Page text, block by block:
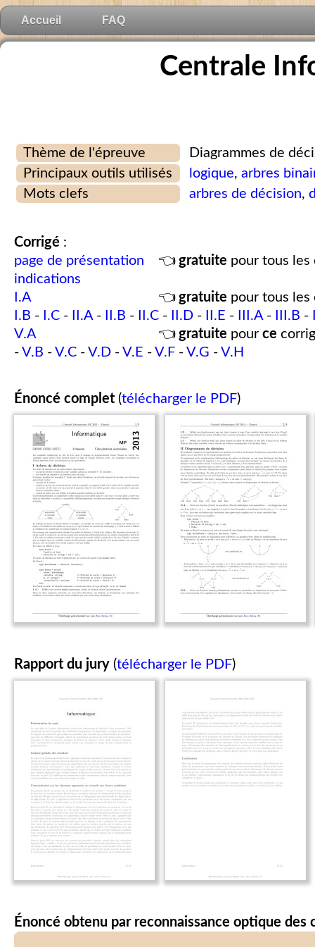
Accueil FAQ
Centrale
Thème de l'épreuve
Diagrammes de
Principaux outils utilisés
logique,arbres
Mots clefs
arbres de décision,
Corrigé :
page de présentation
👈 gratuite pour tous les
indications
I.A
👈 gratuite pour tous les
I.B - I.C - II.A- II.B - II.C - II.D - II.E - III.A- III.B -
V.A
👈 gratuite pour ce
- V.B - V.C - V.D - V.E - V.F - V.G - V.H
Énoncé complet (télécharger le PDF)
Rapport du jury (télécharger le PDF)
Énoncé obtenu par reconnaissance optique des